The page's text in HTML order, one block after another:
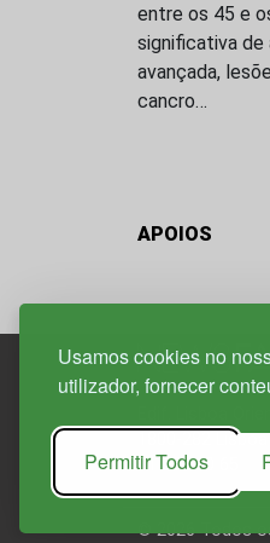
Usamos cookies no
utilizador, fornecer
Permitir Todos
entre os 45 e
significativa de
avançada,
cancro…
APOIOS
1800-282
21 850 40 65
© 2026 Todos